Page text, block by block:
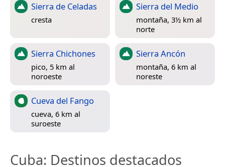
Sierra de Celadas
cresta
Sierra del Medio
montaña, 3½ km al
norte
Sierra Chichones
pico, 5 km al
noroeste
Sierra Ancón
montaña, 6 km al
noreste
Cueva del Fango
cueva, 6 km al
suroeste
Cuba: Destinos destacados